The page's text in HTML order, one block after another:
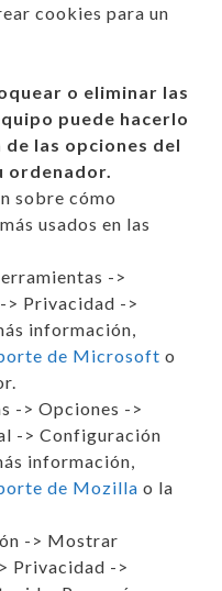
cookies para un
o eliminar las
puede hacerlo
las opciones del
ordenador.
sobre cómo
usados en las
->
> Privacidad ->
información,
de Microsoft o
-> Opciones ->
-> Configuración
información,
de Mozilla o la
-> Mostrar
Privacidad ->